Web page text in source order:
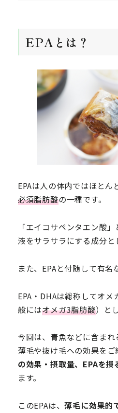
EPAとは？
EPAは人の体内ではほとん
必須脂肪酸の一種です。
「エイコサペンタエン酸
液をサラサラにする成分と
また、EPAと付随して有名
EPA・DHAは総称してオ
般にはオメガ3脂肪酸）と
今回は、青魚などに含まれ
薄毛や抜け毛への効果をご
の効果・摂取量、EPAを摂
ます。
このEPAは、薄毛に効果的